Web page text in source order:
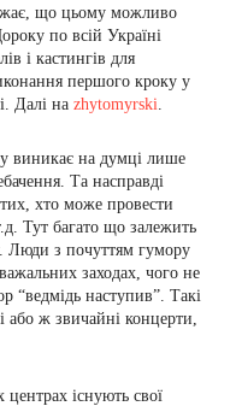
що цьому можливо
по всій Україні
і кастингів для
першого кроку у
Далі на zhytomyrski.
виникає на думці лише
Та насправді
хто може провести
Тут багато що залежить
Люди з почуттям гумору
заходах, чого не
“ведмідь наступив”. Такі
або ж звичайні концерти,
існують свої